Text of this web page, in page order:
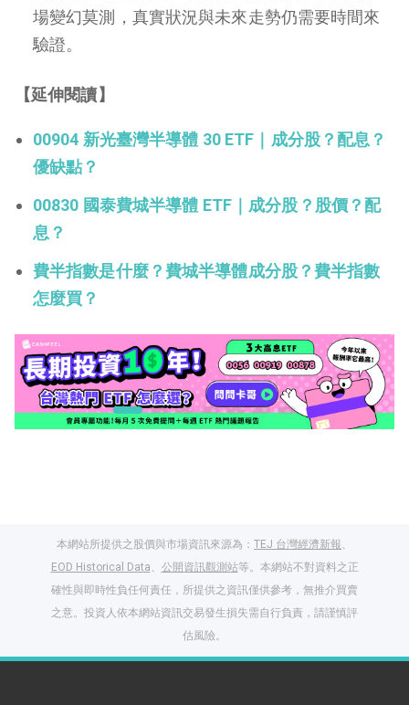
場變幻莫測，真實狀況與未來走勢仍需要時間來
驗證。
【延伸閱讀】
00904 新光臺灣半導體 30 ETF｜成分股？配息？
優缺點？
00830 國泰費城半導體 ETF｜成分股？股價？配
息？
費半指數是什麼？費城半導體成分股？費半指數
怎麼買？
本網站所提供之股價與市場資訊來源為： TEJ 台灣經濟新報
EOD Historical Data
公開資訊觀測站等。本網站不對資料之正
確性與即時性負任何責任，所提供之資訊僅供參考，無推介買賣
之意。投資人依本網站資訊交易發生損失需自行負責，請謹慎評
估風險。